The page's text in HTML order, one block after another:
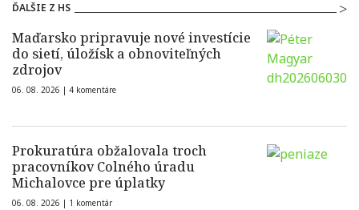
ĎALŠIE Z HS
Maďarsko pripravuje nové investície
do sietí, úložísk a obnoviteľných
zdrojov
06. 08. 2026 | 4 komentáre
Prokuratúra obžalovala troch
pracovníkov Colného úradu
Michalovce pre úplatky
06. 08. 2026 | 1 komentár